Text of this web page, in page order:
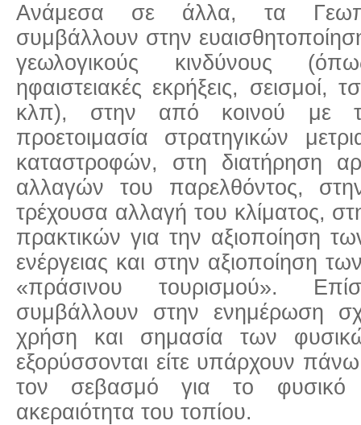
Ανάμεσα σε άλλα, τα
συμβάλλουν στην
γεωλογικούς κινδύνους
ηφαιστειακές εκρήξεις, σεισμοί,
κλπ), στην από κοινού με
προετοιμασία στρατηγικών
καταστροφών, στη διατήρηση
αλλαγών του παρελθόντος,
τρέχουσα αλλαγή του κλίματος,
πρακτικών για την αξιοποίηση
ενέργειας και στην αξιοποίηση
«πράσινου τουρισμού».
συμβάλλουν στην ενημέρωση
χρήση και σημασία των
εξορύσσονται είτε υπάρχουν
τον σεβασμό για το φυσικό
ακεραιότητα του τοπίου.